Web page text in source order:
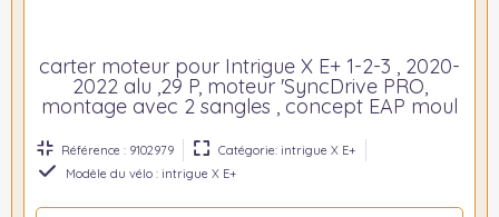
carter moteur pour Intrigue X E+ 1-2-3 , 2020-
2022 alu ,29 P, moteur 'SyncDrive PRO,
montage avec 2 sangles , concept EAP moul
Référence : 9102979
Catégorie: intrigue X E+
Modèle du vélo : intrigue X E+